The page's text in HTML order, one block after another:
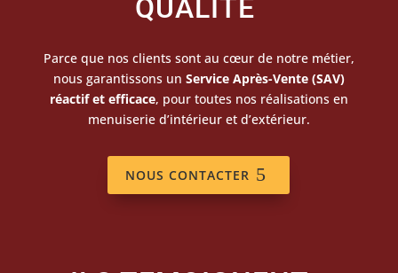
QUALITÉ
Parce que nos clients sont au cœur de notre métier,
nous garantissons un Service Après-Vente (SAV)
réactif et efficace, pour toutes nos réalisations en
menuiserie d’intérieur et d’extérieur.
NOUS CONTACTER